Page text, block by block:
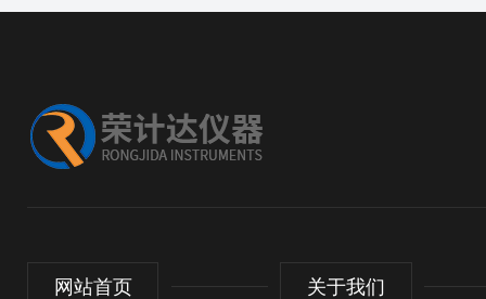
网站首页 关于我们